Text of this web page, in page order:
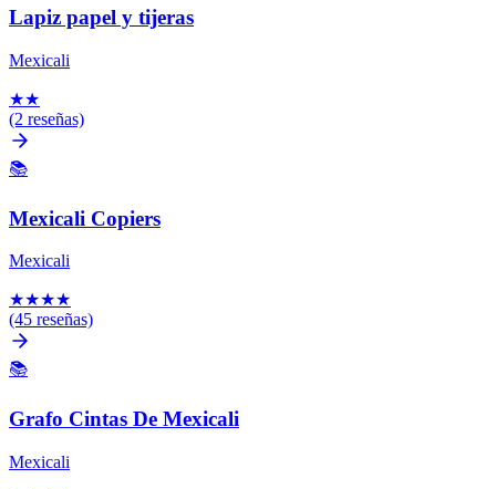
Lapiz papel y tijeras
Mexicali
★★
(2 reseñas)
📚
Mexicali Copiers
Mexicali
★★★★
(45 reseñas)
📚
Grafo Cintas De Mexicali
Mexicali